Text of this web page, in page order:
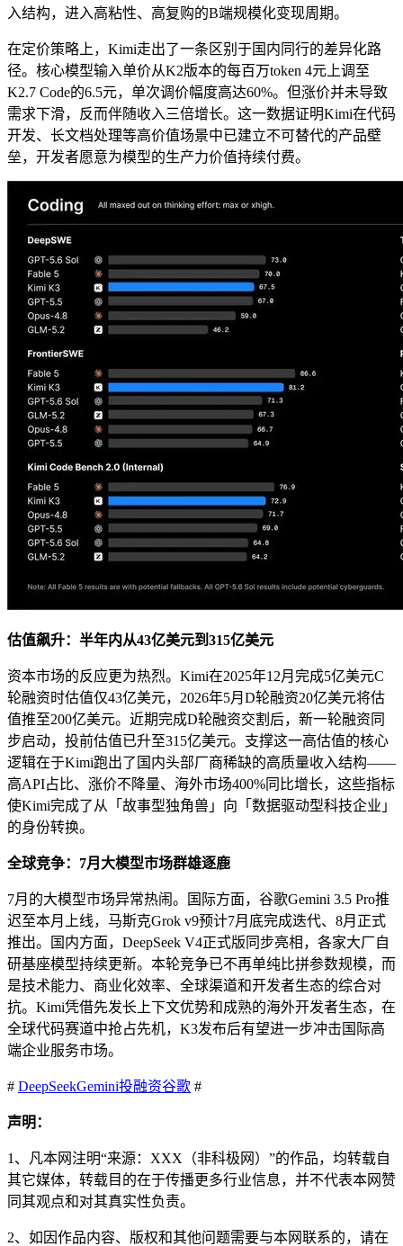
入结构，进入高粘性、高复购的B端规模化变现周期。
在定价策略上，Kimi走出了一条区别于国内同行的差异化路
径。核心模型输入单价从K2版本的每百万token 4元上调至
K2.7 Code的6.5元，单次调价幅度高达60%。但涨价并未导致
需求下滑，反而伴随收入三倍增长。这一数据证明Kimi在代码
开发、长文档处理等高价值场景中已建立不可替代的产品壁
垒，开发者愿意为模型的生产力价值持续付费。
估值飙升：半年内从43亿美元到315亿美元
资本市场的反应更为热烈。Kimi在2025年12月完成5亿美元C
轮融资时估值仅43亿美元，2026年5月D轮融资20亿美元将估
值推至200亿美元。近期完成D轮融资交割后，新一轮融资同
步启动，投前估值已升至315亿美元。支撑这一高估值的核心
逻辑在于Kimi跑出了国内头部厂商稀缺的高质量收入结构——
高API占比、涨价不降量、海外市场400%同比增长，这些指标
使Kimi完成了从「故事型独角兽」向「数据驱动型科技企业」
的身份转换。
全球竞争：7月大模型市场群雄逐鹿
7月的大模型市场异常热闹。国际方面，谷歌Gemini 3.5 Pro推
迟至本月上线，马斯克Grok v9预计7月底完成迭代、8月正式
推出。国内方面，DeepSeek V4正式版同步亮相，各家大厂自
研基座模型持续更新。本轮竞争已不再单纯比拼参数规模，而
是技术能力、商业化效率、全球渠道和开发者生态的综合对
抗。Kimi凭借先发长上下文优势和成熟的海外开发者生态，在
全球代码赛道中抢占先机，K3发布后有望进一步冲击国际高
端企业服务市场。
# DeepSeekGemini投融资谷歌 #
声明：
1、凡本网注明“来源：XXX（非科极网）”的作品，均转载自
其它媒体，转载目的在于传播更多行业信息，并不代表本网赞
同其观点和对其真实性负责。
2、如因作品内容、版权和其他问题需要与本网联系的，请在